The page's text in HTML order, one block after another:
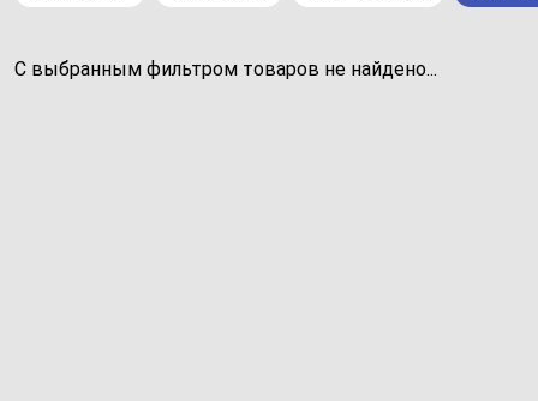
С выбранным фильтром товаров не найдено...